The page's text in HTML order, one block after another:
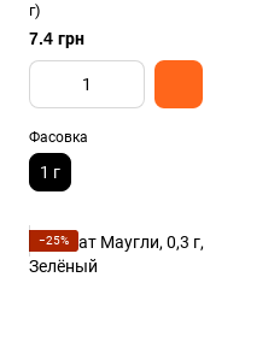
г)
7.4 грн
Фасовка
1 г
−25%